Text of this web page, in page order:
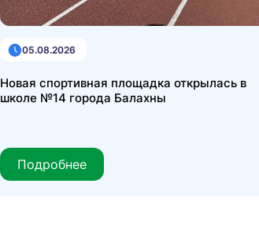
05.08.2026
Новая спортивная площадка открылась в
школе №14 города Балахны
Подробнее